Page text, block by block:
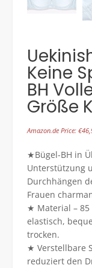
Keine
BH
Größe
Amazon.de Price: €
★Bügel-BH in
Unterstützung
Durchhängen
Frauen
★ Material – 85
elastisch,
trocken.
★ Verstellbare
reduziert den